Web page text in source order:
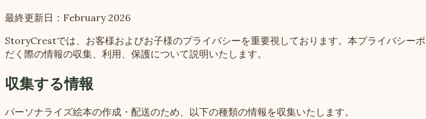
最終更新日：February 2026
StoryCrestでは、お客様およびお子様のプライバシーを重要視しております。本プライバシ
だく際の情報の収集、利用、保護について説明いたします。
収集する情報
パーソナライズ絵本の作成・配送のため、以下の種類の情報を収集いたします。